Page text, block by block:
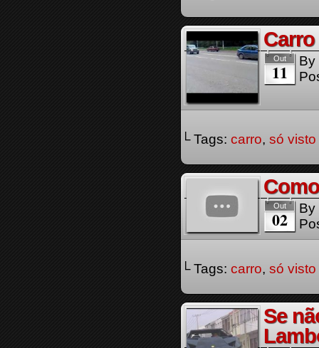
Out
11
By
└ Tags: carro, só visto
Out
02
By
└ Tags: carro, só visto
Se